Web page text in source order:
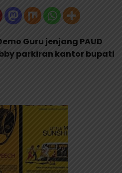
Guru jenjang PAUD
parkiran kantor bupati